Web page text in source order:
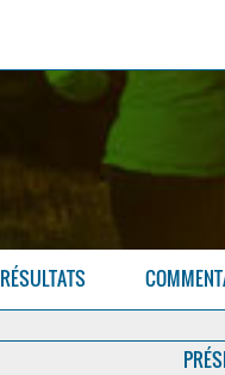
RÉSULTATS